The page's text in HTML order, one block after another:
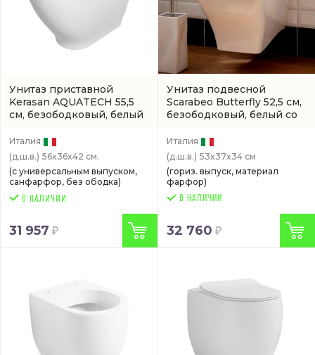
Унитаз приставной
Kerasan AQUATECH 55,5
см, безободковый, белый
Италия
(д.ш.в.) 56x36x42 см.
(с универсальным выпуском,
санфарфор, без ободка)
31 957
Унитаз подвесной
Scarabeo Butterfly 52,5 см,
безободковый, белый со
бачком (4006)
Италия
(д.ш.в.) 53x37x34 см
(гориз. выпуск, материал
фарфор)
В НАЛИЧИИ
32 760